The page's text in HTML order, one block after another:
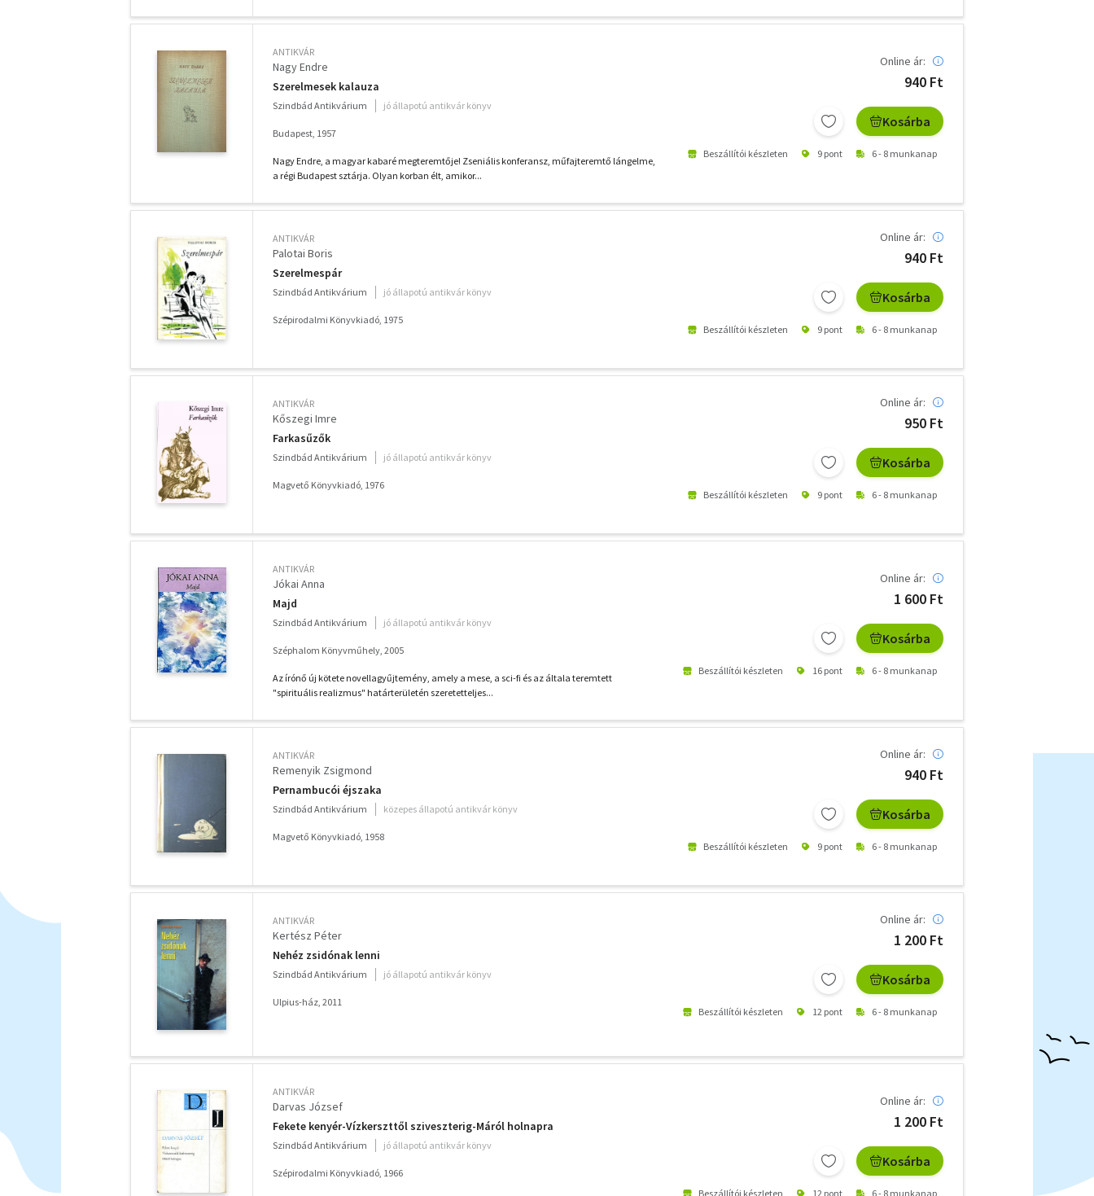
ANTIKVÁR
Nagy Endre
Szerelmesek kalauza
Szindbád Antikvárium jó állapotú antikvár könyv
Budapest, 1957
Nagy ​Endre, a magyar kabaré megteremtője! Zseniális konferansz, műfajteremtő lángelme,
a régi Budapest sztárja. Olyan korban élt, amikor...
Online ár:
940 Ft
Kosárba
Beszállítói készleten 9 pont 6 - 8 munkanap
ANTIKVÁR
Palotai Boris
Szerelmespár
Szindbád Antikvárium jó állapotú antikvár könyv
Szépirodalmi Könyvkiadó, 1975
Online ár:
940 Ft
Kosárba
Beszállítói készleten 9 pont 6 - 8 munkanap
ANTIKVÁR
Kőszegi Imre
Farkasűzők
Szindbád Antikvárium jó állapotú antikvár könyv
Magvető Könyvkiadó, 1976
Online ár:
950 Ft
Kosárba
Beszállítói készleten 9 pont 6 - 8 munkanap
ANTIKVÁR
Jókai Anna
Majd
Szindbád Antikvárium jó állapotú antikvár könyv
Széphalom Könyvműhely, 2005
Az írónő új kötete novellagyűjtemény, amely a mese, a sci-fi és az általa teremtett
"spirituális realizmus" határterületén szeretetteljes...
Online ár:
1 600 Ft
Kosárba
Beszállítói készleten 16 pont 6 - 8 munkanap
ANTIKVÁR
Remenyik Zsigmond
Pernambucói éjszaka
Szindbád Antikvárium közepes állapotú antikvár könyv
Magvető Könyvkiadó, 1958
Online ár:
940 Ft
Kosárba
Beszállítói készleten 9 pont 6 - 8 munkanap
ANTIKVÁR
Kertész Péter
Nehéz zsidónak lenni
Szindbád Antikvárium jó állapotú antikvár könyv
Ulpius-ház, 2011
Online ár:
1 200 Ft
Kosárba
Beszállítói készleten 12 pont 6 - 8 munkanap
ANTIKVÁR
Darvas József
Fekete kenyér-Vízkerszttől sziveszterig-Máról holnapra
Szindbád Antikvárium jó állapotú antikvár könyv
Szépirodalmi Könyvkiadó, 1966
Online ár:
1 200 Ft
Kosárba
Beszállítói készleten 12 pont 6 - 8 munkanap